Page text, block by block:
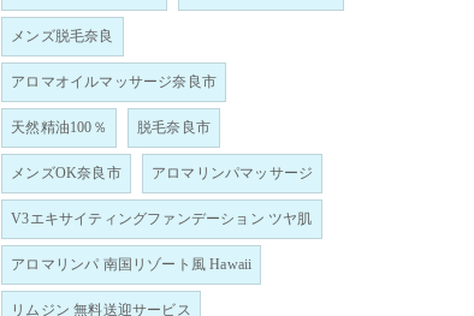
メンズ脱毛奈良
アロマオイルマッサージ奈良市
天然精油100％ 脱毛奈良市
メンズOK奈良市 アロマリンパマッサージ
V3エキサイティングファンデーション ツヤ肌
アロマリンパ 南国リゾート風 Hawaii
リムジン 無料送迎サービス